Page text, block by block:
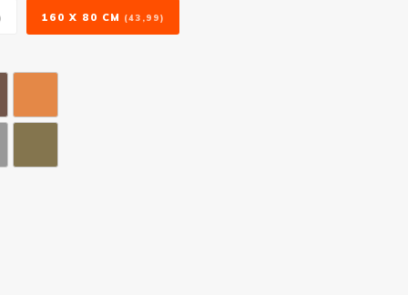
160 X 80 CM (43,99)